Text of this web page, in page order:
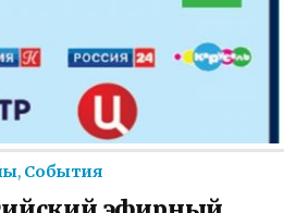
, События